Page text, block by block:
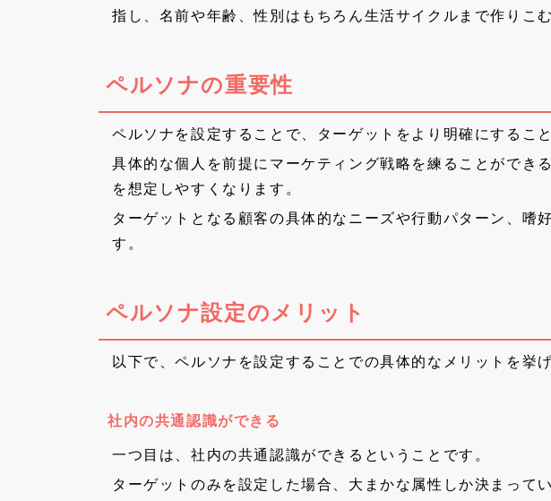
指し、名前や年齢、性別はもちろん生活サイクルまで作りこ
ペルソナの重要性
ペルソナを設定することで、ターゲットをより明確にするこ
具体的な個人を前提にマーケティング戦略を練ることができ
を想定しやすくなります。
ターゲットとなる顧客の具体的なニーズや行動パターン、嗜
す。
ペルソナ設定のメリット
以下で、ペルソナを設定することでの具体的なメリットを挙
社内の共通認識ができる
一つ目は、社内の共通認識ができるということです。
ターゲットのみを設定した場合、大まかな属性しか決まっ